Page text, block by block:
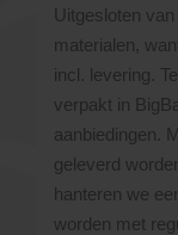
Uitgesloten
materialen,
incl. levering.
verpakt in
aanbiedingen.
geleverd
hanteren we
worden met